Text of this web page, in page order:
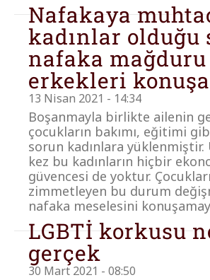
Nafakaya
kadınlar olduğu
nafaka mağduru
erkekleri
13 Nisan 2021 - 14:34
Boşanmayla birlikte ailenin
çocukların bakımı, eğitimi
sorun kadınlara yüklenmiştir.
kez bu kadınların hiçbir
güvencesi de yoktur.
zimmetleyen bu durum
nafaka meselesini
LGBTİ korkusu
gerçek
30 Mart 2021 - 08:50